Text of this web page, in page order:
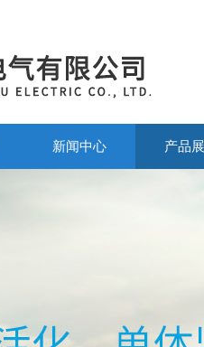
新闻中心 产品